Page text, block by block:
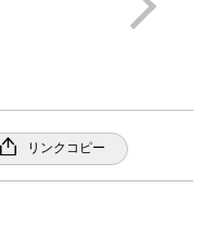
リンクコピー